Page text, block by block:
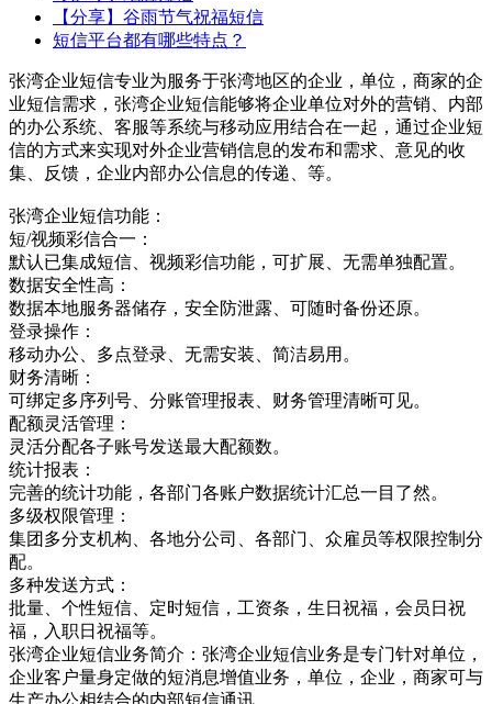
【分享】谷雨节气祝福短信
短信平台都有哪些特点？
张湾企业短信专业为服务于张湾地区的企业，单位，商家的企
业短信需求，张湾企业短信能够将企业单位对外的营销、内部
的办公系统、客服等系统与移动应用结合在一起，通过企业短
信的方式来实现对外企业营销信息的发布和需求、意见的收
集、反馈，企业内部办公信息的传递、等。
张湾企业短信功能：
短/视频彩信合一：
默认已集成短信、视频彩信功能，可扩展、无需单独配置。
数据安全性高：
数据本地服务器储存，安全防泄露、可随时备份还原。
登录操作：
移动办公、多点登录、无需安装、简洁易用。
财务清晰：
可绑定多序列号、分账管理报表、财务管理清晰可见。
配额灵活管理：
灵活分配各子账号发送最大配额数。
统计报表：
完善的统计功能，各部门各账户数据统计汇总一目了然。
多级权限管理：
集团多分支机构、各地分公司、各部门、众雇员等权限控制分
配。
多种发送方式：
批量、个性短信、定时短信，工资条，生日祝福，会员日祝
福，入职日祝福等。
张湾企业短信业务简介：张湾企业短信业务是专门针对单位，
企业客户量身定做的短消息增值业务，单位，企业，商家可与
生产办公相结合的内部短信通讯，